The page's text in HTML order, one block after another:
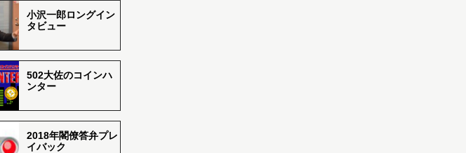
小沢一郎ロングイン
タビュー
502大佐のコインハ
ンター
2018年閣僚答弁プレ
イバック